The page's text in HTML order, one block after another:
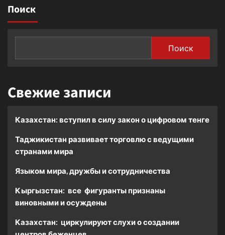
Поиск
Поиск
Свежие записи
Казахстан: вступил в силу закон о цифровом тенге
Таджикистан развивает торговлю с ведущими
странами мира
Языком мира, дружбы и сотрудничества
Кыргызстан: все фигуранты признаны
виновными и осуждены
Казахстан: циркулируют слухи о создании